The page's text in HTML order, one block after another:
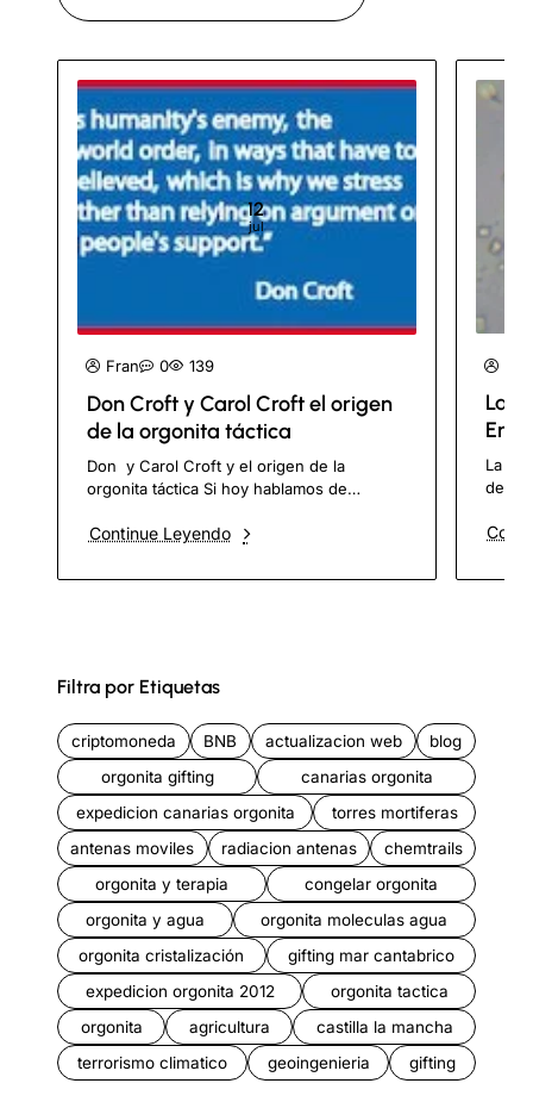
12
jul
Fran 0 139
Don Croft y Carol Croft el origen
de la orgonita táctica
Don y Carol Croft y el origen de la
orgonita táctica Si hoy hablamos de
de Tierra, Tapones de Tierra y gifting..
Continue Leyendo
La
La
de
M.B.,
Filtra por Etiquetas
criptomoneda BNB actualizacion web
blog
orgonita gifting
canarias orgonita
expedicion canarias orgonita
torres mortiferas
antenas moviles
radiacion antenas
chemtrails
orgonita y terapia
congelar orgonita
orgonita y agua
orgonita moleculas agua
orgonita cristalización
gifting mar cantabrico
expedicion orgonita 2012
orgonita tactica
orgonita
agricultura
castilla la mancha
terrorismo climatico
geoingenieria gifting